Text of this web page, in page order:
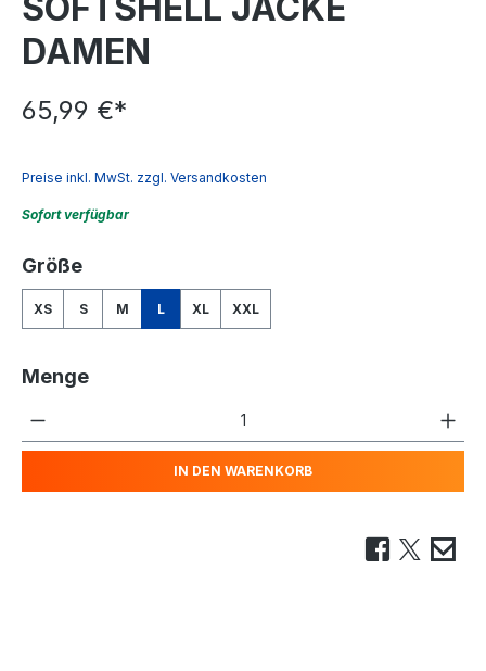
DAMEN
65,99 €*
Preise inkl. MwSt. zzgl. Versandkosten
Sofort verfügbar
Größeauswählen
XS S M L XL XXL
Menge
Produkt Anzahl: Gib den
IN DEN WARENKORB